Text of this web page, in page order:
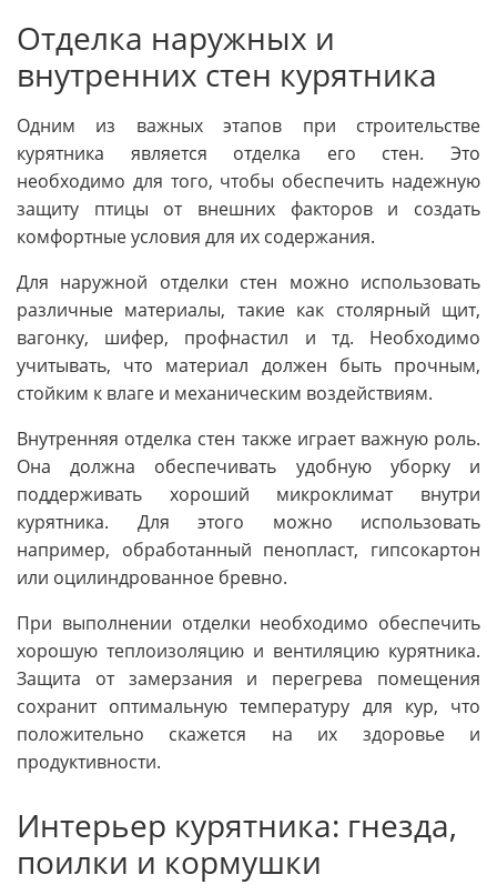
Отделка наружных и
внутренних стен курятника
Одним из важных этапов при строительстве
курятника является отделка его стен. Это
необходимо для того, чтобы обеспечить надежную
защиту птицы от внешних факторов и создать
комфортные условия для их содержания.
Для наружной отделки стен можно использовать
различные материалы, такие как столярный щит,
вагонку, шифер, профнастил и тд. Необходимо
учитывать, что материал должен быть прочным,
стойким к влаге и механическим воздействиям.
Внутренняя отделка стен также играет важную роль.
Она должна обеспечивать удобную уборку и
поддерживать хороший микроклимат внутри
курятника. Для этого можно использовать
например, обработанный пенопласт, гипсокартон
или оцилиндрованное бревно.
При выполнении отделки необходимо обеспечить
хорошую теплоизоляцию и вентиляцию курятника.
Защита от замерзания и перегрева помещения
сохранит оптимальную температуру для кур, что
положительно скажется на их здоровье и
продуктивности.
Интерьер курятника: гнезда,
поилки и кормушки